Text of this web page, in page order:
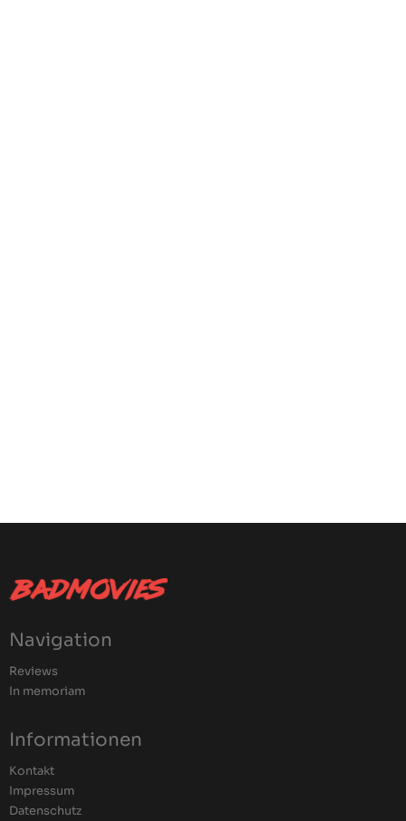
Navigation
Reviews
In memoriam
Informationen
Kontakt
Impressum
Datenschutz